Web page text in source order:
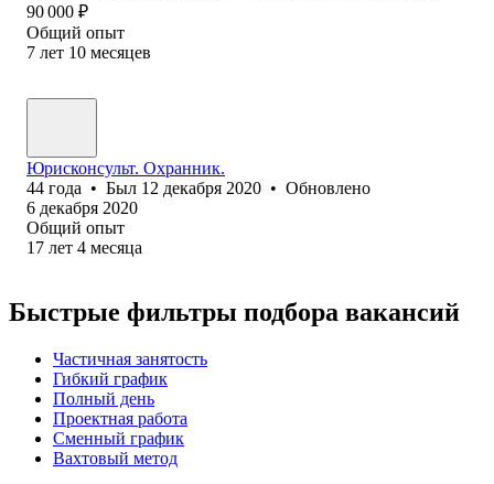
90 000 ₽
Общий опыт
7 лет 10 месяцев
Юрисконсульт. Охранник.
44 года • Был 12 декабря 2020 • Обновлено
6 декабря 2020
Общий опыт
17 лет 4 месяца
Быстрые фильтры подбора вакансий
Частичная занятость
Гибкий график
Полный день
Проектная работа
Сменный график
Вахтовый метод